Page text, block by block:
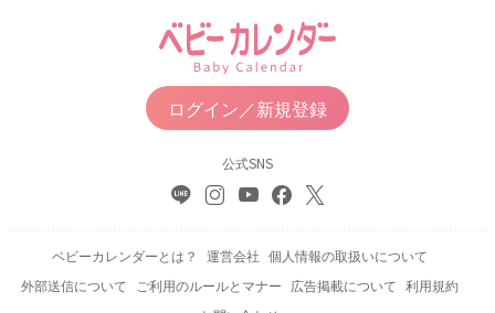
ログイン／新規登録
公式SNS
ベビーカレンダーとは？ 運営会社 個人情報の取扱いについて
外部送信について
ご利用のルールとマナー 広告掲載について 利用規約